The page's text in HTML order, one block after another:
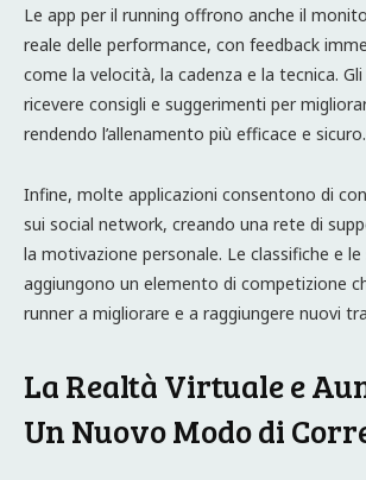
Le app per il running offrono anche il
reale delle performance, con feedback
come la velocità, la cadenza e la tecnica.
ricevere consigli e suggerimenti per
rendendo l’allenamento più efficace e sicuro.
Infine, molte applicazioni consentono di
sui social network, creando una rete di
la motivazione personale. Le classifiche e
aggiungono un elemento di competizione
runner a migliorare e a raggiungere nuovi
La Realtà Virtuale e
Un Nuovo Modo di